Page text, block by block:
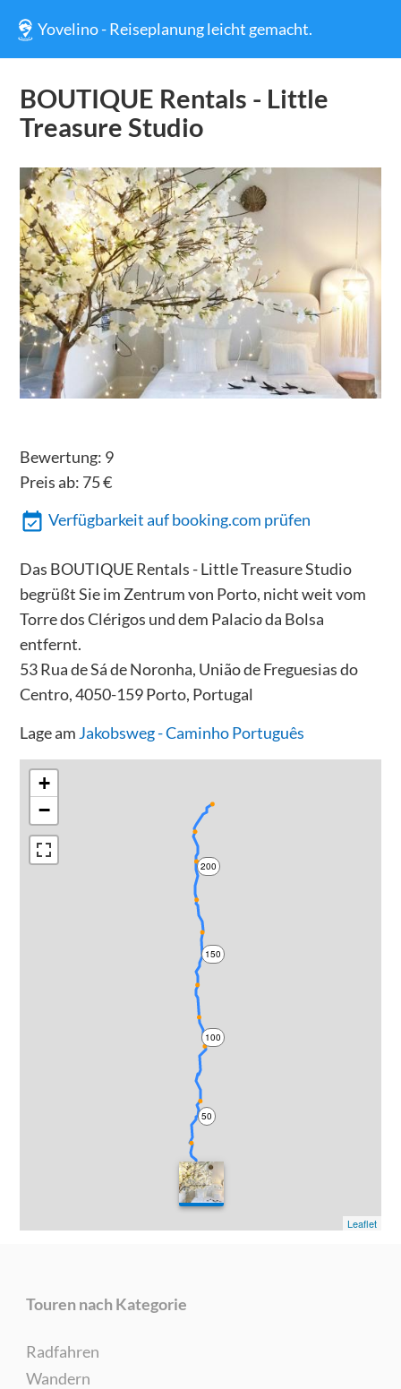
Yovelino - Reiseplanung leicht gemacht.
BOUTIQUE Rentals - Little
Treasure Studio
Bewertung: 9
Preis ab: 75€
Verfügbarkeit auf booking.com prüfen
Das BOUTIQUE Rentals - Little Treasure Studio
begrüßt Sie im Zentrum von Porto, nicht weit vom
Torre dos Clérigos und dem Palacio da Bolsa
entfernt.
53 Rua de Sá de Noronha, União de Freguesias do
Centro, 4050-159 Porto, Portugal
Lage am Jakobsweg - Caminho Português
0
50
100
150
200
+
−
Leaflet
Touren nach Kategorie
Radfahren
Wandern